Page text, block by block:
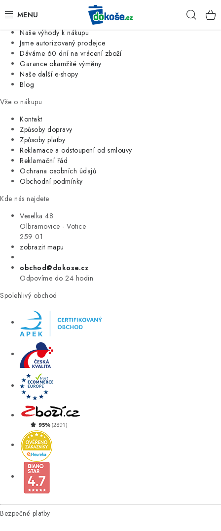
Jsme tradiční česká firma
Naše výhody k nákupu
Jsme autorizovaný prodejce
Dáváme 60 dní na vrácení zboží
Garance okamžité výměny
Naše další e-shopy
Blog
Vše o nákupu
Kontakt
Způsoby dopravy
Způsoby platby
Reklamace a odstoupení od smlouvy
Reklamační řád
Ochrana osobních údajů
Obchodní podmínky
Kde nás najdete
Veselka 48
Olbramovice - Votice
259 01
zobrazit mapu
obchod@dokose.cz
Odpovíme do 24 hodin
Spolehlivý obchod
Bezpečné platby
KOŠE
SÁČKY
KUCHYNĚ
ORGANIZACE
DOMÁCNOST
ÚKLID
VÝPRODEJ
ZNAČKY
Úvod Kontakt Blog
Moje objednávka